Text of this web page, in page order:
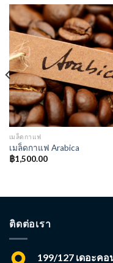
เมล็ดกาแฟ
เมล็ดกาแฟ Arabica
฿1,500.00
ติดต่อเรา
199/127 เดอะค